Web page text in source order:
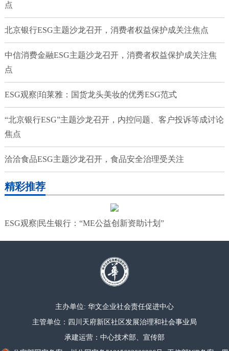
点
北京银行ESG主题沙龙召开，消费者权益保护成关注焦点
中信消费金融ESG主题沙龙召开，消费者权益保护成关注焦
点
ESG观察|珀莱雅：国货龙头美妆的优秀ESG范式
“北京银行ESG”主题沙龙召开，内控问题、客户投诉等成讨论
焦点
洽洽食品ESG主题沙龙召开，食品安全治理受关注
精彩推荐
ESG观察|民生银行：“ME公益创新资助计划”
主办单位: 华文企业社会责任促进中心
主管单位：四川天府新区社区发展治理和社会事业局
承建运营：中心技术部、宣传部